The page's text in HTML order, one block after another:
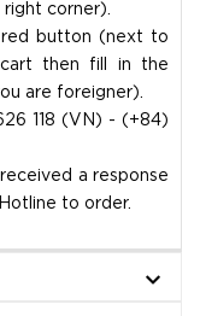
right corner).
red button (next to
cart then fill in the
are foreigner).
118 (VN) - (+84)
a response
to order.